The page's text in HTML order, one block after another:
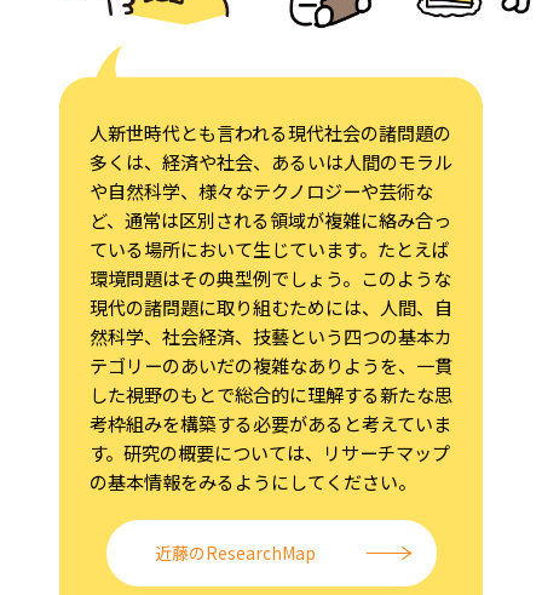
人新世時代とも言われる現代社会の諸問題の
多くは、経済や社会、あるいは人間のモラル
や自然科学、様々なテクノロジーや芸術な
ど、通常は区別される領域が複雑に絡み合っ
ている場所において生じています。たとえば
環境問題はその典型例でしょう。このような
現代の諸問題に取り組むためには、人間、自
然科学、社会経済、技藝という四つの基本カ
テゴリーのあいだの複雑なありようを、一貫
した視野のもとで総合的に理解する新たな思
考枠組みを構築する必要があると考えていま
す。研究の概要については、リサーチマップ
の基本情報をみるようにしてください。
近藤のResearchMap